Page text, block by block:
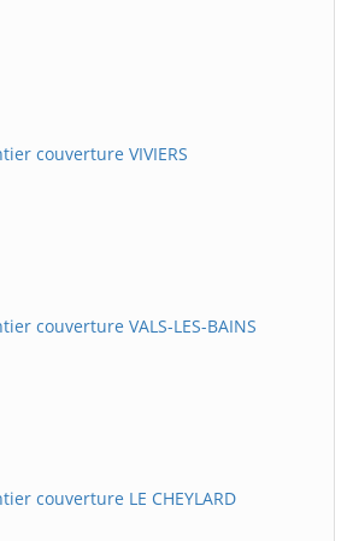
couverture VIVIERS
couverture VALS-LES-BAINS
couverture LE CHEYLARD